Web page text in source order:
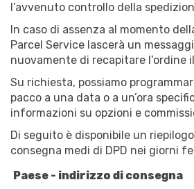
l’avvenuto controllo della
In caso di assenza al momento
Parcel Service lascerà un
nuovamente di recapitare l’ordine
Su richiesta, possiamo
pacco a una data o a un’ora
informazioni su opzioni e
Di seguito è disponibile un
consegna medi di DPD nei giorni
Paese - indirizzo di